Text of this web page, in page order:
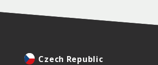
Czech Republic